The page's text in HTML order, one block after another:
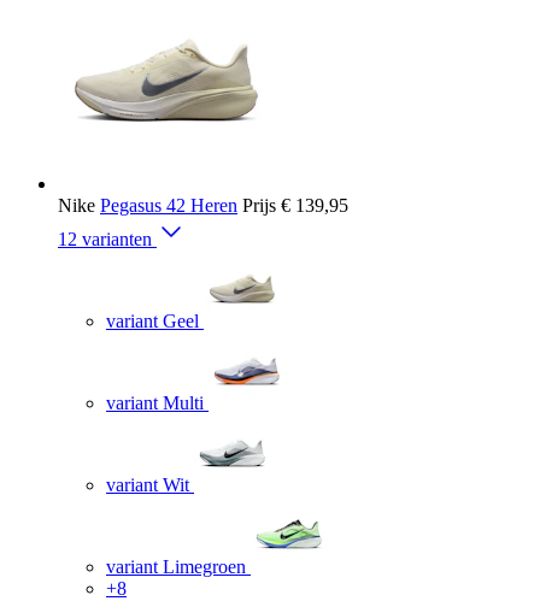
Nike Pegasus 42 Heren Prijs € 139,95
12 varianten
variant Geel
variant Multi
variant Wit
variant Limegroen
+8